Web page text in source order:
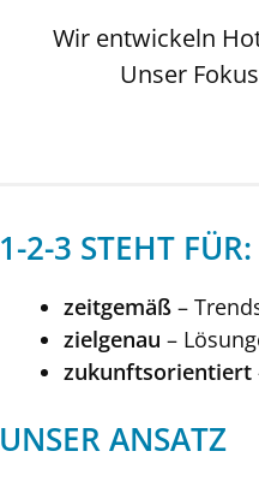
Wir entwickeln
Unser
1-2-3 STEHT FÜR:
zeitgemäß –
zielgenau –
zukunftsorientiert
UNSER ANSATZ